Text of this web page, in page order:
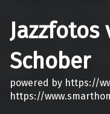
Jazzfotos
Schober
powered by https://
https://